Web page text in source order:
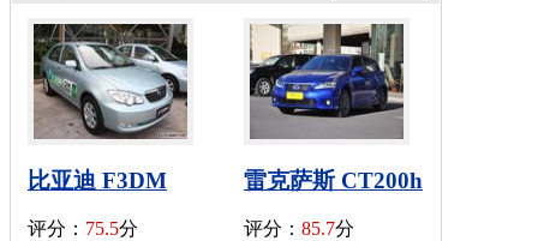
比亚迪 F3DM
评分： 75.5分
雷克萨斯 CT200h
评分： 85.7分